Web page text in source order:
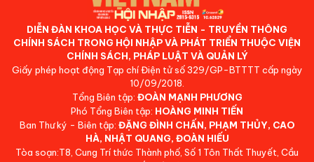
DIỄN ĐÀN KHOA HỌC VÀ THỰC TIỄN - TRUYỀN THÔNG
CHÍNH SÁCH TRONG HỘI NHẬP VÀ PHÁT TRIỂN THUỘC VIỆN
CHÍNH SÁCH, PHÁP LUẬT VÀ QUẢN LÝ
Giấy phép hoạt động Tạp chí Điện tử số 329/GP-BTTTT cấp ngày
10/09/2018.
Tổng Biên tập: ĐOÀN MẠNH PHƯƠNG
Phó Tổng Biên tập: HOÀNG MINH TIẾN
Ban Thư ký - Biên tập: ĐẶNG ĐÌNH CHẤN, PHẠM THỦY, CAO
HÀ, NHẬT QUANG, ĐOÀN HIẾU
Tòa soạn:T8, Cung Trí thức Thành phố, Số 1 Tôn Thất Thuyết, Cầu